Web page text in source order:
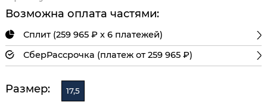
Возможна оплата частями:
Сплит (259 965 ₽ х 6 платежей)
СберРассрочка (платеж от 259 965 ₽)
Размер: 17,5